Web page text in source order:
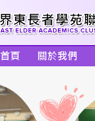
首頁 關於我們